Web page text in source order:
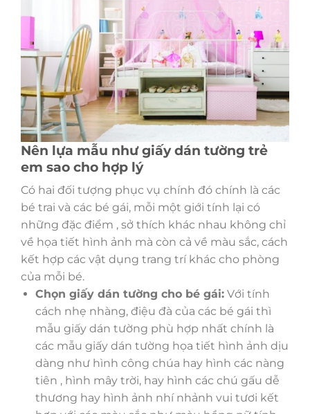
Nên lựa mẫu như giấy dán tường trẻ
em sao cho hợp lý
Có hai đối tượng phục vụ chính đó chính là các
bé trai và các bé gái, mỗi một giới tính lại có
những đặc điểm , sở thích khác nhau không chỉ
về họa tiết hình ảnh mà còn cả về màu sắc, cách
kết hợp các vật dụng trang trí khác cho phòng
của mỗi bé.
Chọn giấy dán tường cho bé gái:Với tính
cách nhẹ nhàng, điệu đà của các bé gái thì
mẫu giấy dán tường phù hợp nhất chính là
các mẫu giấy dán tường họa tiết hình ảnh dịu
dàng như hình công chúa hay hình các nàng
tiên , hình mây trời, hay hình các chú gấu dễ
thương hay hình ảnh nhí nhảnh vui tươi kết